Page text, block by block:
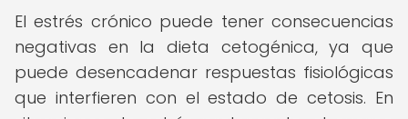
El estrés crónico puede tener consecuencias
negativas en la dieta cetogénica, ya que
puede desencadenar respuestas fisiológicas
que interfieren con el estado de cetosis. En